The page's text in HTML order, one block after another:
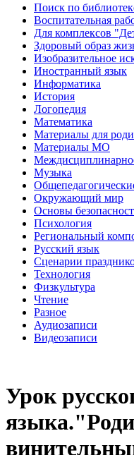
Поиск по
Воспитательная
Для комплексов
Здоровый образ
Изобразительное
Иностранный язык
Информатика
История
Логопедия
Математика
Материалы для
Материалы МО
Музыка
Окружающий мир
Основы
Психология
Региональный
Русский язык
Сценарии
Технология
Физкультура
Чтение
Разное
Аудиозаписи
Видеозаписи
Урок